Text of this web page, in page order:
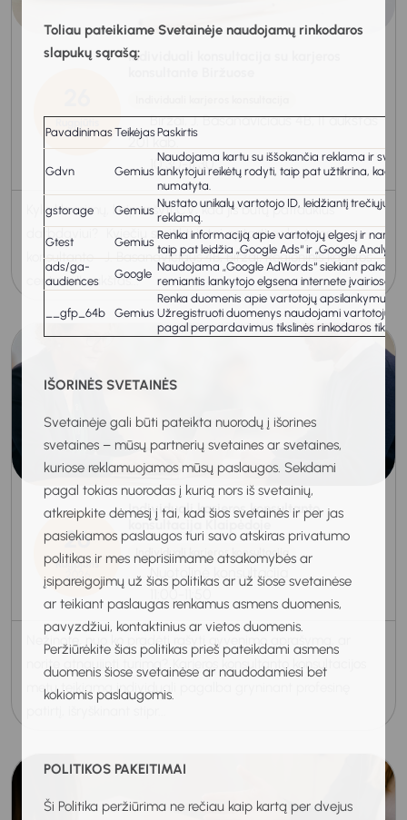
Toliau pateikiame Svetainėje naudojamų rinkodaros
slapukų sąrašą:
PavadinimasTeikėjasPaskirtis
Gdvn Gemius
Naudojama kartu su iššokančia reklama ir
lankytojui reikėtų rodyti, taip pat užtikrina, kad
numatyta.
gstorage
Gemius
Nustato unikalų vartotojo ID, leidžiantį trečiųjų
reklamą.
Gtest
Gemius
Renka informaciją apie vartotojų elgesį ir
taip pat leidžia „Google Ads“ ir „Google
ads/ga-
audiences
Google
Naudojama „Google AdWords“ siekiant
remiantis lankytojo elgsena internete įvairiose
__gfp_64b Gemius
Renka duomenis apie vartotojų apsilankymus
Užregistruoti duomenys naudojami vartotojų
pagal perpardavimus tikslinės rinkodaros
IŠORINĖS SVETAINĖS
Svetainėje gali būti pateikta nuorodų į išorines
svetaines – mūsų partnerių svetaines ar svetaines,
kuriose reklamuojamos mūsų paslaugos. Sekdami
pagal tokias nuorodas į kurią nors iš svetainių,
atkreipkite dėmesį į tai, kad šios svetainės ir per jas
pasiekiamos paslaugos turi savo atskiras privatumo
politikas ir mes neprisiimame atsakomybės ar
įsipareigojimų už šias politikas ar už šiose svetainėse
ar teikiant paslaugas renkamus asmens duomenis,
pavyzdžiui, kontaktinius ar vietos duomenis.
Peržiūrėkite šias politikas prieš pateikdami asmens
duomenis šiose svetainėse ar naudodamiesi bet
kokiomis paslaugomis.
POLITIKOS PAKEITIMAI
Ši Politika peržiūrima ne rečiau kaip kartą per dvejus
2026
Individuali konsultacija su karjeros
Biržai, J. Basanavičiaus 4B, II aukštas
201 kab.
10:30-11:30
Kyla klausimų, kaip rašyti CV, kad jis būtų patrauklus
darbdaviui? Kviečiu susitikti ir tai aptarti su karjeros
konsultante J. Basanavičiaus 4B, Biržai, Regioninis karjeros
centras, II aukštas...
26
Rugpjūtis
2026
Individuali karjeros konsultanto
konsultacija Klaipėdoje
Individuali karjeros konsultacija
Nuotolinė konsultacija
11:00-11:50
Nežinote, nuo ko pradėti rašyti gyvenimo aprašymą, ar
norite atnaujinti turimą? Karjeros konsultanto konsultacijos
metu teikiama individuali pagalba gryninant profesinę